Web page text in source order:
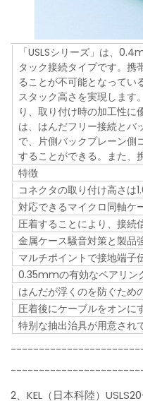
「USLSシリーズ」は、
タック接続タイプです。携
ることが不可能となって
スタック高さを実現します
り、取り付け時の加工性
は、はんだフリー接続とバ
で、片側バックプレーン側
することができる。また、
特徴
コネクタの取り付け高さ
対応できるマイクロ同軸ケ
圧着することにより、接続
金属ケース騒音対策と製品
マルチポイントで接地端子
0.35mmの有効なペアリン
はんだが浮くのを防ぐため
圧着後にケーブルをオン
特别な抽出治具が用意され
2、KEL（日本科陸）